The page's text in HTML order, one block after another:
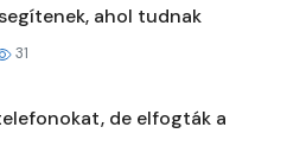
ahol tudnak
31
de elfogták a